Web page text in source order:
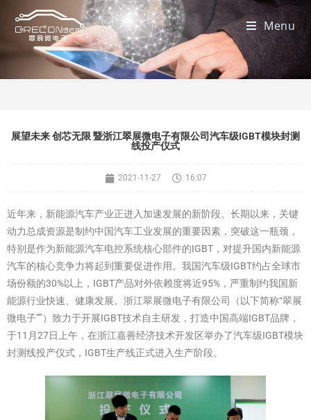
Menu
展望未来 创芯无限 暨浙江翠展微电子有限公司汽车级IGBT模块封测
线投产仪式
2021-11-27 16:07
近年来，新能源汽车产业正进入加速发展的新阶段。长期以来，关键
动力总成资源是制约中国汽车工业发展的重要因素，突破这一瓶颈，
特别是作为新能源汽车电控系统核心部件的IGBT，对提升国内新能源
汽车的核心竞争力将起到重要促进作用。我国汽车级IGBT约占全球市
场份额的30%以上，IGBT产品对外依赖度将近95%，严重制约我国新
能源行业快速、健康发展。浙江翠展微电子有限公司（以下简称“翠展
微电子””）致力于开展IGBT技术自主研发，打造中国高端IGBT品牌，
于11月27日上午，在浙江嘉善经济技术开发区举办了汽车级IGBT模块
封测线投产仪式，IGBT生产线正式进入生产阶段。